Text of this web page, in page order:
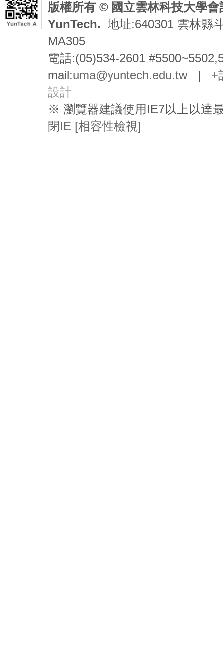
版權所有 © 國立雲林科技大學
YunTech. 地址:640301 雲林縣
MA305
電話:(05)534-2601
mail:uma@yuntech.edu.tw| +
設計
※ 瀏覽器建議使用IE7以上以達
閉IE [相容性檢視]